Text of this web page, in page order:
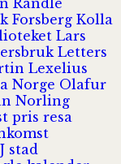
Forsberg Kolla
Lars
Letters
Lexelius
Norge Olafur
Norling
pris resa
stad